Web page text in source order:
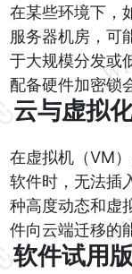
在某些环境下，
服务器机房，可
于大规模分发或
配备硬件加密锁
云与虚拟
在虚拟机（VM
软件时，无法插
种高度动态和虚
件向云端迁移的
软件试用